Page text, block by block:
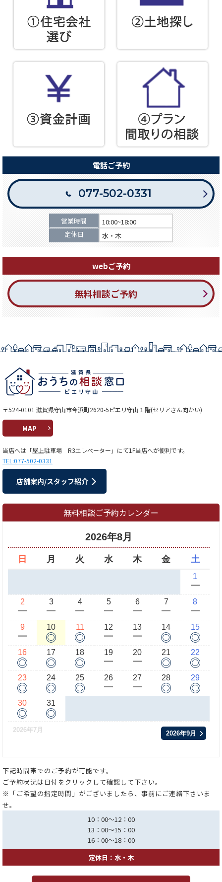
電話ご予約
077-502-0331
営業時間
10:00~18:00
定休日
水・木
webご予約
無料相談ご予約
〒524-0101 滋賀県守山市今浜町2620-5ピエリ守山１階(セリアさん向かい)
MAP
当店へは「屋上駐車場 R3エレベーター」にて1F当店へが便利です。
TEL:077-502-0331
店舗案内/スタッフ紹介
無料相談ご予約カレンダー
2026年8月
日 月 火 水 木 金 土
1
ー
2
ー
3
ー
4
ー
5
ー
6
ー
7
ー
8
ー
9
ー
10
◎
11
◎
12
ー
13
ー
14
◎
15
◎
16
◎
17
◎
18
◎
19
ー
20
ー
21
◎
22
◎
23
◎
24
◎
25
◎
26
ー
27
ー
28
◎
29
◎
30
◎
31
◎
2026年7月 2026年9月
下記時間帯でのご予約が可能です。
ご予約状況は日付をクリックして確認して下さい。
※「ご希望の指定時間」がございましたら、事前にご連絡下さいま
せ。
10：00～12：00
13：00～15：00
16：00～18：00
定休日：水・木